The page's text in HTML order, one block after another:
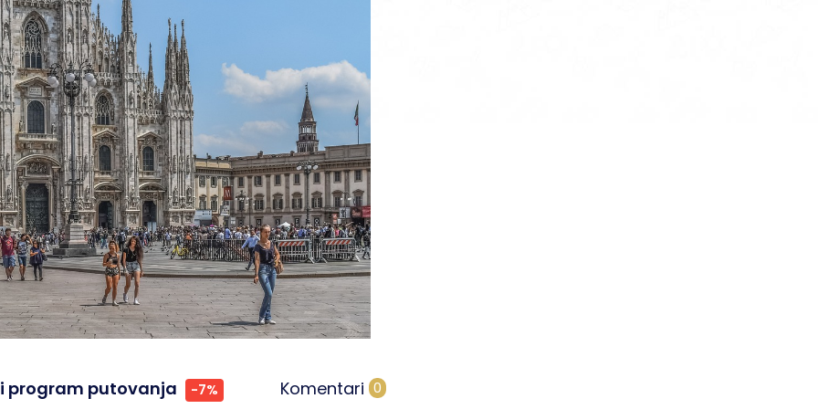
Ammouliani
Nea Roda
Uranopolis
Perea
Agios Nikitas
Nikiana
Koukiunaries
Knić
program putovanja -7% Komentari 0